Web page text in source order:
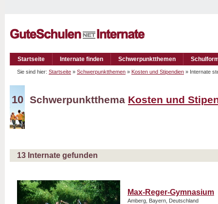
Startseite Internate finden Schwerpunktthemen
Sie sind hier: Startseite » Schwerpunktthemen » Kosten und Stipendien » Internate
10 Schwerpunktthema Kosten und
13 Internate gefunden
Max-Reger-Gymnasium
Amberg, Bayern, Deutschland